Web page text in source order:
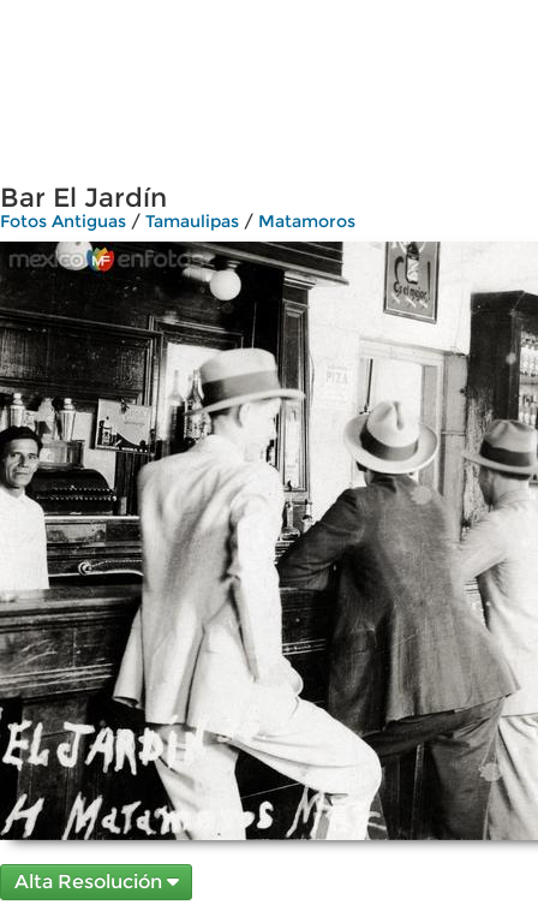
Bar El Jardín
Fotos Antiguas / Tamaulipas / Matamoros
Alta Resolución